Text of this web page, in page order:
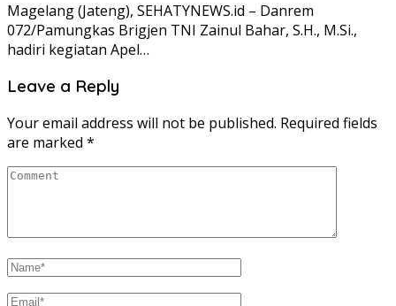
Magelang (Jateng), SEHATYNEWS.id – Danrem
072/Pamungkas Brigjen TNI Zainul Bahar, S.H., M.Si.,
hadiri kegiatan Apel…
Leave a Reply
Your email address will not be published. Required fields
are marked *